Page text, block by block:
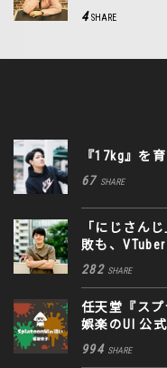
と
4 SHARE
『17kg』を
67 SHARE
「にじさん
敗も、
282 SHARE
任天堂『ス
娯楽のUI 公
994 SHARE